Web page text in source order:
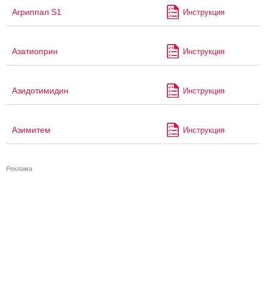
Агриппал S1 Инструкция
Азатиоприн Инструкция
Азидотимидин Инструкция
Азимитем Инструкция
Реклама